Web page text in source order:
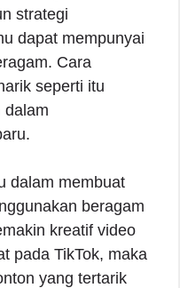
strategi
dapat mempunyai
Cara
seperti itu
dalam
dalam membuat
beragam
kreatif video
pada TikTok, maka
yang tertarik